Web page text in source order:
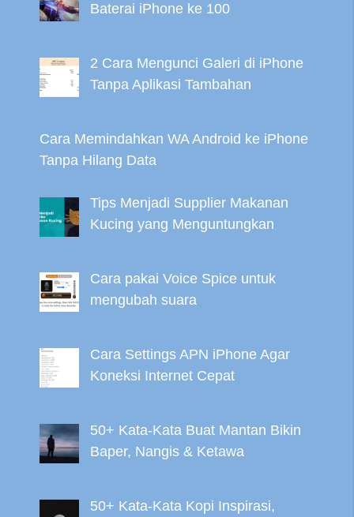
Baterai iPhone ke 100
2 Cara Mengunci Galeri di iPhone
Tanpa Aplikasi Tambahan
Cara Memindahkan WA Android ke iPhone
Tanpa Hilang Data
Tips Menjadi Supplier Makanan
Kucing yang Menguntungkan
Cara pakai Voice Spice untuk
mengubah suara
Cara Settings APN iPhone Agar
Koneksi Internet Cepat
50+ Kata-Kata Buat Mantan Bikin
Baper, Nangis & Ketawa
50+ Kata-Kata Kopi Inspirasi,